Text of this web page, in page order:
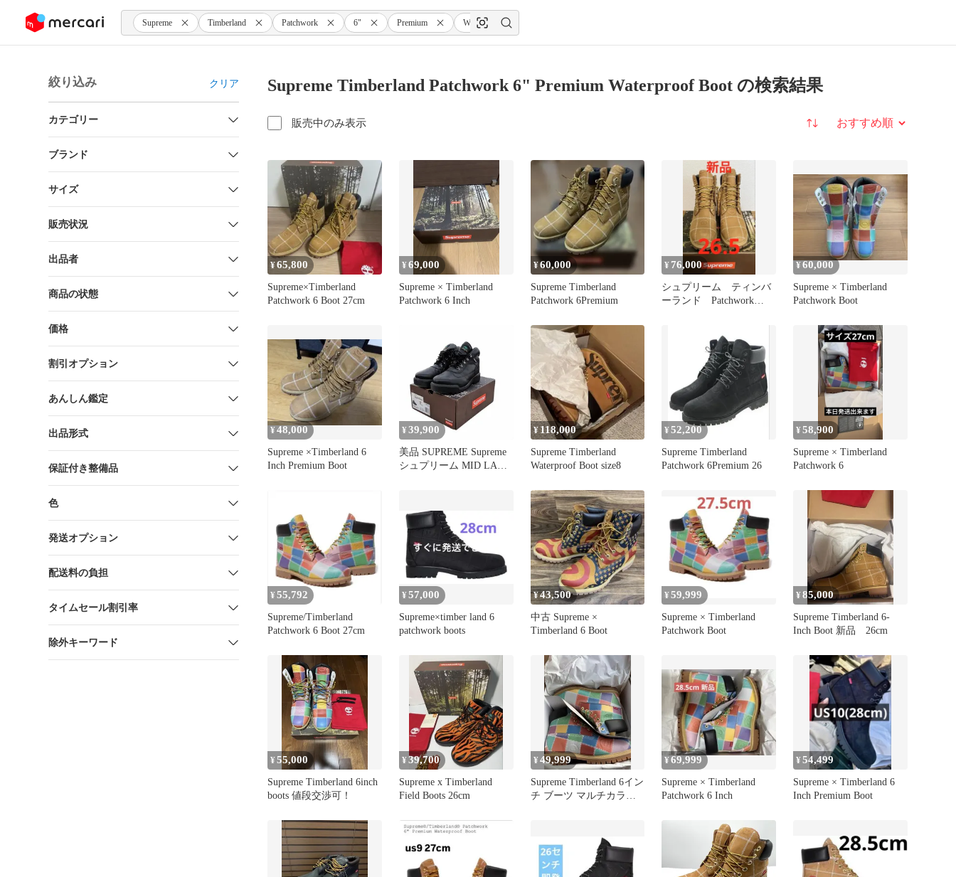
ツにスキップ Supreme Timberland Patchwork 6" Premium Waterproof
絞り込み クリア
カテゴリー
ブランド
サイズ
販売状況
出品者
商品の状態
価格
割引オプション
あんしん鑑定
出品形式
保証付き整備品
色
発送オプション
配送料の負担
タイムセール割引率
除外キーワード
Supreme Timberland Patchwork 6" Premium Waterproof Boot の検索結果
販売中のみ表示 並び替え
¥65,800
Supreme×Timberland
Patchwork 6 Boot 27cm
¥69,000
Supreme × Timberland
Patchwork 6 Inch
¥60,000
Supreme Timberland
Patchwork 6Premium
¥ 76,000
シュプリーム ティンバ
ーランド Patchwork
¥60,000
Supreme × Timberland
Patchwork Boot
¥48,000
Supreme ×Timberland 6
Inch Premium Boot
¥ 39,900
美品 SUPREME Supreme
シュプリーム MID LACE
付き
¥118,000
Supreme Timberland
Waterproof Boot size8
¥ 52,200
Supreme Timberland
Patchwork 6Premium 26
¥58,900
Supreme × Timberland
Patchwork 6
¥ 55,792
Supreme/Timberland
Patchwork 6 Boot 27cm
¥57,000
Supreme×timber land 6
patchwork boots
¥43,500
中古 Supreme ×
Timberland 6 Boot
¥ 59,999
Supreme × Timberland
Patchwork Boot
¥85,000
Supreme Timberland 6-
Inch Boot 新品 26cm
¥55,000
Supreme Timberland 6inch
boots 値段交渉可！
¥39,700
Supreme x Timberland
Field Boots 26cm
¥49,999
Supreme Timberland 6イン
チ ブーツ マルチカラー
¥69,999
Supreme × Timberland
Patchwork 6 Inch
¥54,499
Supreme × Timberland 6
Inch Premium Boot